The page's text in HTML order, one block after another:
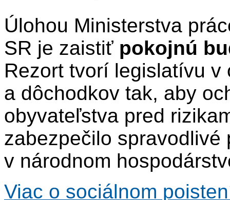
Úlohou Ministerstva
SR je zaistiť pokojnú
Rezort tvorí legislatívu
a dôchodkov tak, aby
obyvateľstva pred
zabezpečilo
v národnom
Viac o sociálnom